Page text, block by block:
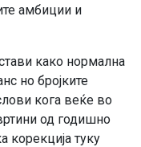
амбиции и
како нормална
но бројките
кога веќе во
од годишно
корекција туку